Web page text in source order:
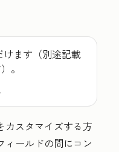
ます（別途記載
。
カスタマイズする方
ィールドの間にコン